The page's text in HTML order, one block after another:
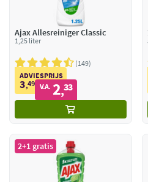
Ajax Allesreiniger Classic
1,25 liter
149
ADVIESPRIJS
3,49 V.A. 2,33
2+1 gratis